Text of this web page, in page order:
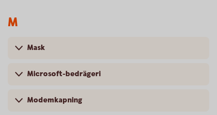
M
Mask
Microsoft-bedrägeri
Modemkapning